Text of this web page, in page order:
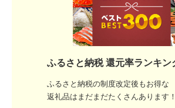
ふるさと納税 還元率ランキン
ふるさと納税の制度改定後もお得な
返礼品はまだまだたくさんあります！